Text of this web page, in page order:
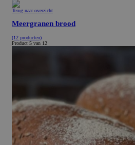
Terug naar overzicht
Meergranen brood
(12 producten)
Product 5 van 12